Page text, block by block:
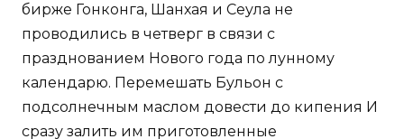
бирже Гонконга, Шанхая и Сеула не
проводились в четверг в связи с
празднованием Нового года по лунному
календарю. Перемешать Бульон с
подсолнечным маслом довести до кипения И
сразу залить им приготовленные